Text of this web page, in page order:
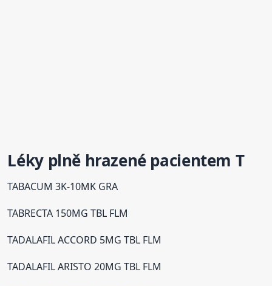
Léky plně hrazené pacientem T
TABACUM 3K-10MK GRA
TABRECTA 150MG TBL FLM
TADALAFIL ACCORD 5MG TBL FLM
TADALAFIL ARISTO 20MG TBL FLM